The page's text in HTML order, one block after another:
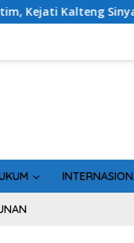
Sinyalkan Ada